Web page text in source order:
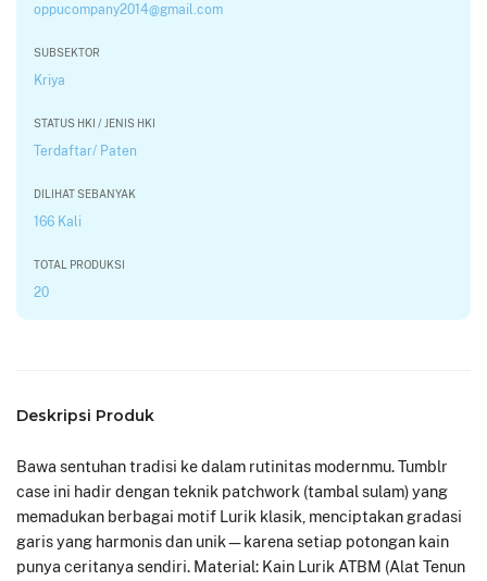
oppucompany2014@gmail.com
SUBSEKTOR
Kriya
STATUS HKI / JENIS HKI
Terdaftar/ Paten
DILIHAT SEBANYAK
166 Kali
TOTAL PRODUKSI
20
Deskripsi Produk
Bawa sentuhan tradisi ke dalam rutinitas modernmu. Tumblr
case ini hadir dengan teknik patchwork (tambal sulam) yang
memadukan berbagai motif Lurik klasik, menciptakan gradasi
garis yang harmonis dan unik—karena setiap potongan kain
punya ceritanya sendiri. Material: Kain Lurik ATBM (Alat Tenun